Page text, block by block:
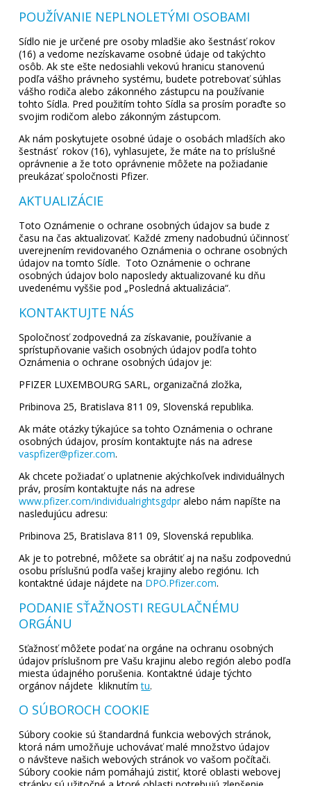
POUŽÍVANIE NEPLNOLETÝMI OSOBAMI
Sídlo nie je určené pre osoby mladšie ako šestnásť rokov
(16) a vedome nezískavame osobné údaje od takýchto
osôb. Ak ste ešte nedosiahli vekovú hranicu stanovenú
podľa vášho právneho systému, budete potrebovať súhlas
vášho rodiča alebo zákonného zástupcu na používanie
tohto Sídla. Pred použitím tohto Sídla sa prosím poraďte so
svojim rodičom alebo zákonným zástupcom.
Ak nám poskytujete osobné údaje o osobách mladších ako
šestnásť rokov (16), vyhlasujete, že máte na to príslušné
oprávnenie a že toto oprávnenie môžete na požiadanie
preukázať spoločnosti Pfizer.
AKTUALIZÁCIE
Toto Oznámenie o ochrane osobných údajov sa bude z
času na čas aktualizovať. Každé zmeny nadobudnú účinnosť
uverejnením revidovaného Oznámenia o ochrane osobných
údajov na tomto Sídle. Toto Oznámenie o ochrane
osobných údajov bolo naposledy aktualizované ku dňu
uvedenému vyššie pod „Posledná aktualizácia“.
KONTAKTUJTE NÁS
Spoločnosť zodpovedná za získavanie, používanie a
sprístupňovanie vašich osobných údajov podľa tohto
Oznámenia o ochrane osobných údajov je:
PFIZER LUXEMBOURG SARL, organizačná zložka,
Pribinova 25, Bratislava 811 09, Slovenská republika.
Ak máte otázky týkajúce sa tohto Oznámenia o ochrane
osobných údajov, prosím kontaktujte nás na adrese
vaspfizer@pfizer.com.
Ak chcete požiadať o uplatnenie akýchkoľvek individuálnych
práv, prosím kontaktujte nás na adrese
www.pfizer.com/individualrightsgdpralebo nám napíšte na
nasledujúcu adresu:
Pribinova 25, Bratislava 811 09, Slovenská republika.
Ak je to potrebné, môžete sa obrátiť aj na našu zodpovednú
osobu príslušnú podľa vašej krajiny alebo regiónu. Ich
kontaktné údaje nájdete na DPO.Pfizer.com.
PODANIE SŤAŽNOSTI REGULAČNÉMU
ORGÁNU
Sťažnosť môžete podať na orgáne na ochranu osobných
údajov príslušnom pre Vašu krajinu alebo región alebo podľa
miesta údajného porušenia. Kontaktné údaje týchto
orgánov nájdete kliknutímtu.
O SÚBOROCH COOKIE
Súbory cookie sú štandardná funkcia webových stránok,
ktorá nám umožňuje uchovávať malé množstvo údajov
o návšteve našich webových stránok vo vašom počítači.
Súbory cookie nám pomáhajú zistiť, ktoré oblasti webovej